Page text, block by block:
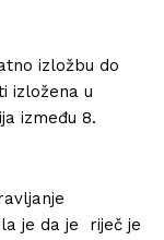
izložbu do
izložena u
između 8.
je da je riječ je